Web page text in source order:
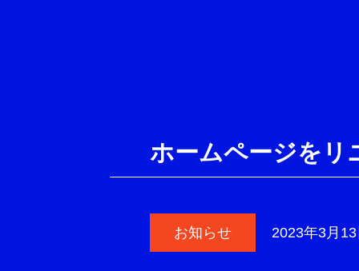
ホームページをリ
お知らせ 2023年3月